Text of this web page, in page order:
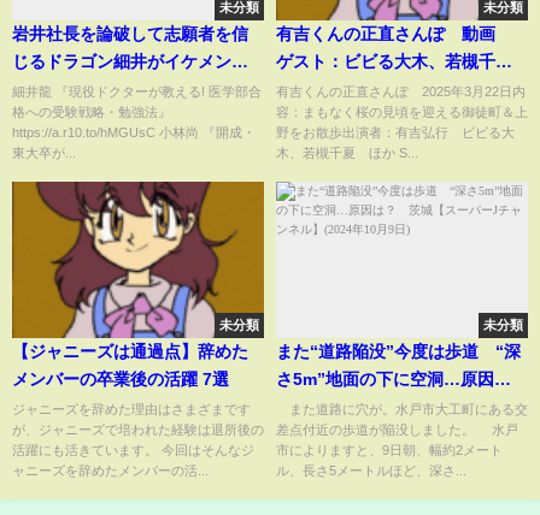
未分類
岩井社長を論破して志願者を信
じるドラゴン細井がイケメンす
ぎる！［受験生版令和の虎］
細井龍 『現役ドクターが教える! 医学部合
格への受験戦略・勉強法』
https://a.r10.to/hMGUsC 小林尚 『開成・
東大卒が...
未分類
有吉くんの正直さんぽ 動画
ゲスト：ビビる大木、若槻千
夏 3月22日
有吉くんの正直さんぽ 2025年3月22日内
容：まもなく桜の見頃を迎える御徒町＆上
野をお散歩出演者：有吉弘行 ビビる大
木、若槻千夏 ほか S...
未分類
【ジャニーズは通過点】辞めた
メンバーの卒業後の活躍 7選
ジャニーズを辞めた理由はさまざまです
が、ジャニーズで培われた経験は退所後の
活躍にも活きています。 今回はそんなジ
ャニーズを辞めたメンバーの活...
未分類
また“道路陥没”今度は歩道 “深
さ5m”地面の下に空洞…原因
は？ 茨城【スーパーJチャンネ
ル】(2024年10月9日)
また道路に穴が。水戸市大工町にある交
差点付近の歩道が陥没しました。 水戸
市によりますと、9日朝、幅約2メート
ル、長さ5メートルほど、深さ...